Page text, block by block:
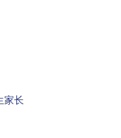
家长